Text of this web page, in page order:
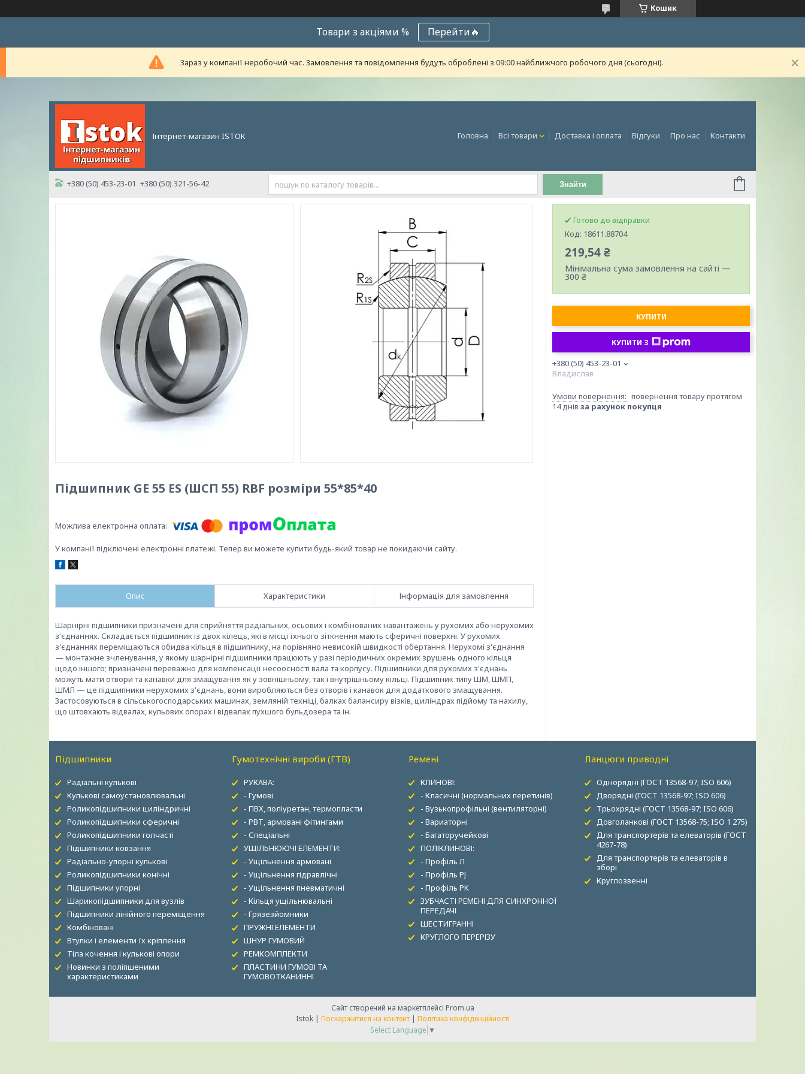
Кошик
Товари з акціями % Перейти🔥
Зараз у компанії неробочий час. Замовлення та повідомлення будуть оброблені з 09:00 найближчого робочого дня (сьогодні).
Інтернет-магазин ISTOK Головна Всі товари Доставка і оплата Відгуки Про нас Контакти
+380 (50) 453-23-01 +380 (50) 321-56-42 Знайти
Підшипник GE 55 ES (ШСП 55) RBF розміри 55*85*40
У компанії підключені електронні платежі. Тепер ви можете купити будь-який товар не покидаючи сайту.
Опис Характеристики Інформація для замовлення
Шарнірні підшипники призначені для сприйняття радіальних, осьових і комбінованих навантажень у рухомих або нерухомих
з'єднаннях. Складається підшипник із двох кілець, які в місці їхнього зіткнення мають сферичні поверхні. У рухомих
з'єднаннях переміщаються обидва кільця в підшипнику, на порівняно невисокій швидкості обертання. Нерухомі з'єднання
— монтажне зчленування, у якому шарнірні підшипники працюють у разі періодичних окремих зрушень одного кільця
щодо іншого; призначені переважно для компенсації несоосності вала та корпусу. Підшипники для рухомих з'єднань
можуть мати отвори та канавки для змащування як у зовнішньому, так і внутрішньому кільці. Підшипник типу ШМ, ШМП,
ШМЛ — це підшипники нерухомих з'єднань, вони виробляються без отворів і канавок для додаткового змащування.
Застосовуються в сільськогосподарських машинах, земляній техніці, балках балансиру візків, циліндрах підйому та нахилу,
що штовхають відвалах, кульових опорах і відвалах пухшого бульдозера та ін.
Готово до відправки
Код: 18611.88704
219,54 ₴
Мінімальна сума замовлення на сайті —
300 ₴
КУПИТИ
КУПИТИ З
+380 (50) 453-23-01
Владислав
повернення товару протягом
14 днів за рахунок покупця
Підшипники
Радіальні кулькові
Кулькові самоустановлювальні
Роликопідшипники циліндричні
Роликопідшипники сферичні
Роликопідшипники голчасті
Підшипники ковзання
Радіально-упорні кулькові
Роликопідшипники конічні
Підшипники упорні
Шарикопідшипники для вузлів
Підшипники лінійного переміщення
Комбіновані
Втулки і елементи їх кріплення
Тіла кочення і кулькові опори
Новинки з поліпшеними
характеристиками
Гумотехнічні вироби (ГТВ)
РУКАВА:
- Гумові
- ПВХ, поліуретан, термопласти
- РВТ, армовані фітингами
- Спеціальні
УЩІЛЬНЮЮЧІ ЕЛЕМЕНТИ:
- Ущільнення армовані
- Ущільнення гідравлічні
- Ущільнення пневматичні
- Кільця ущільнювальні
- Грязезйомники
ПРУЖНІ ЕЛЕМЕНТИ
ШНУР ГУМОВИЙ
РЕМКОМПЛЕКТИ
ПЛАСТИНИ ГУМОВІ ТА
ГУМОВОТКАНИННІ
Ремені
КЛИНОВІ:
- Класичні (нормальних перетинів)
- Вузькопрофільні (вентиляторні)
- Вариаторні
- Багаторучейкові
ПОЛІКЛИНОВІ:
- Профіль Л
- Профіль PJ
- Профіль PK
ЗУБЧАСТІ РЕМЕНІ ДЛЯ СИНХРОННОЇ
ПЕРЕДАЧІ
ШЕСТИГРАННІ
КРУГЛОГО ПЕРЕРІЗУ
Ланцюги приводні
Однорядні (ГОСТ 13568-97; ISO 606)
Дворядні (ГОСТ 13568-97; ISO 606)
Трьохрядні (ГОСТ 13568-97; ISO 606)
Довголанкові (ГОСТ 13568-75; ISO 1 275)
Для транспортерів та елеваторів (ГОСТ
4267-78)
Для транспортерів та елеваторів в
зборі
Круглозвенні
Сайт створений на маркетплейсі Prom.ua
Istok | Поскаржитися на контент | Політика конфіденційності
Select Language ▼